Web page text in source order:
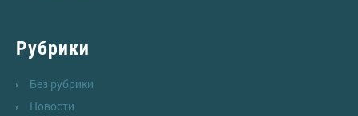
Рубрики
Без рубрики
Новости